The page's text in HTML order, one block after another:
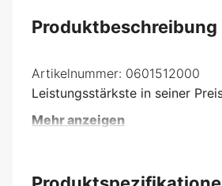
Produktbeschreibung
Artikelnummer: 0601512000
Leistungsstärkste in seiner
Mehr anzeigen